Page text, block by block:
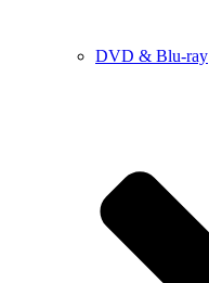
DVD & Blu-ray